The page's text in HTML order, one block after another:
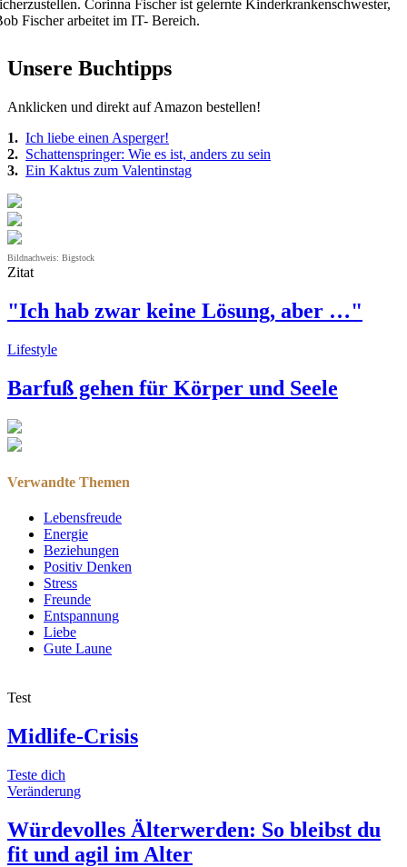
Corinna Fischer ist gelernte Kinderkrankenschwester,
Fischer arbeitet im IT- Bereich.
Unsere Buchtipps
Anklicken und direkt auf Amazon bestellen!
1. Ich liebe einen Asperger!
2. Schattenspringer: Wie es ist, anders zu sein
3. Ein Kaktus zum Valentinstag
Bildnachweis: Bigstock
Zitat
"Ich hab zwar keine Lösung, aber …"
Lifestyle
Barfuß gehen für Körper und Seele
Verwandte Themen
Lebensfreude
Energie
Beziehungen
Positiv Denken
Stress
Freunde
Entspannung
Liebe
Gute Laune
Test
Midlife-Crisis
Teste dich
Veränderung
Würdevolles Älterwerden: So bleibst du
fit und agil im Alter